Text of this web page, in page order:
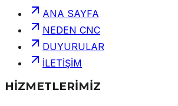
ANA SAYFA
NEDEN CNC
DUYURULAR
İLETİŞİM
HİZMETLERİMİZ